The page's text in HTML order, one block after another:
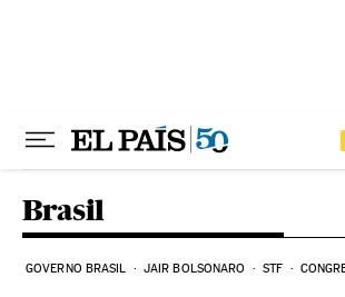
Brasil
GOVERNO BRASIL JAIR BOLSONARO STF